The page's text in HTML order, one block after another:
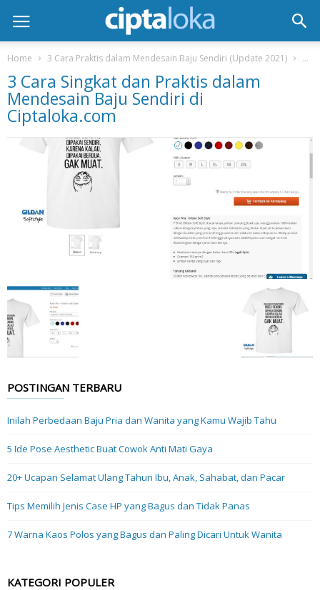
Home 3 Cara Praktis dalam Mendesain Baju Sendiri (Update 2021) 3
3 Cara Singkat dan Praktis dalam
Mendesain Baju Sendiri di
Ciptaloka.com
POSTINGAN TERBARU
Inilah Perbedaan Baju Pria dan Wanita yang Kamu Wajib Tahu
5 Ide Pose Aesthetic Buat Cowok Anti Mati Gaya
20+ Ucapan Selamat Ulang Tahun Ibu, Anak, Sahabat, dan Pacar
Tips Memilih Jenis Case HP yang Bagus dan Tidak Panas
7 Warna Kaos Polos yang Bagus dan Paling Dicari Untuk Wanita
KATEGORI POPULER